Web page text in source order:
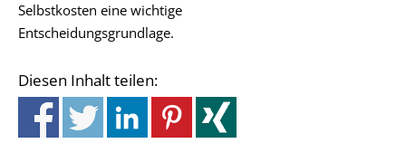
Selbstkosten eine wichtige
Entscheidungsgrundlage.
Diesen Inhalt teilen: